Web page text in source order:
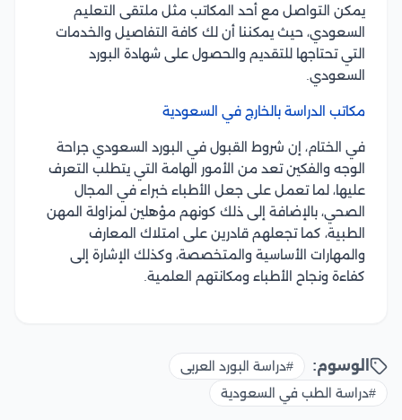
يمكن التواصل مع أحد المكاتب مثل ملتقى التعليم
السعودي، حيث يمكننا أن لك كافة التفاصيل والخدمات
التي تحتاجها للتقديم والحصول على شهادة البورد
السعودي.
مكاتب الدراسة بالخارج في السعودية
في الختام، إن شروط القبول في البورد السعودي جراحة
الوجه والفكين تعد من الأمور الهامة التي يتطلب التعرف
عليها، لما تعمل على جعل الأطباء خبراء في المجال
الصحي، بالإضافة إلى ذلك كونهم مؤهلين لمزاولة المهن
الطبية، كما تجعلهم قادرين على امتلاك المعارف
والمهارات الأساسية والمتخصصة، وكذلك الإشارة إلى
كفاءة ونجاح الأطباء ومكانتهم العلمية.
الوسوم:
#دراسة البورد العربى
#دراسة الطب في السعودية